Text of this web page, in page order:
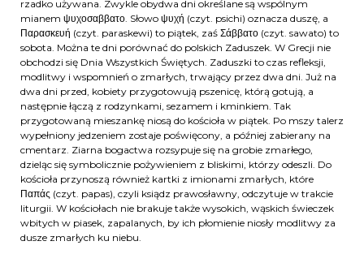
rzadko używana. Zwykle obydwa dni określane są wspólnym
mianem ψυχοσαββατο. Słowo ψυχή (czyt. psichi) oznacza duszę, a
Παρασκευή (czyt. paraskewi) to piątek, zaś Σάββατο (czyt. sawato) to
sobota. Można te dni porównać do polskich Zaduszek. W Grecji nie
obchodzi się Dnia Wszystkich Świętych. Zaduszki to czas refleksji,
modlitwy i wspomnień o zmarłych, trwający przez dwa dni. Już na
dwa dni przed, kobiety przygotowują pszenicę, którą gotują, a
następnie łączą z rodzynkami, sezamem i kminkiem. Tak
przygotowaną mieszankę niosą do kościoła w piątek. Po mszy talerz
wypełniony jedzeniem zostaje poświęcony, a później zabierany na
cmentarz. Ziarna bogactwa rozsypuje się na grobie zmarłego,
dzieląc się symbolicznie pożywieniem z bliskimi, którzy odeszli. Do
kościoła przynoszą również kartki z imionami zmarłych, które
Παπάς (czyt. papas), czyli ksiądz prawosławny, odczytuje w trakcie
liturgii. W kościołach nie brakuje także wysokich, wąskich świeczek
wbitych w piasek, zapalanych, by ich płomienie niosły modlitwy za
dusze zmarłych ku niebu.